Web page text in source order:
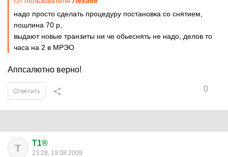
надо просто сделать процедуру постановка со снятием,
пошлина 70 р,
выдают новые транзиты ни че обьеснять не надо, делов то
часа на 2 в МРЭО
Аппсалютно верно!
0
Ответить
T T1®
23:28, 19.08.2009